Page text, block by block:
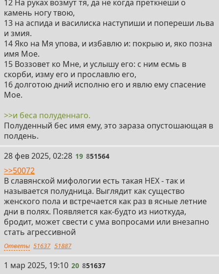
12 На руках возмут тя, да не когда преткнеши о
камень ногу твою,
13 на аспида и василиска наступиши и попереши льва
и змия.
14 Яко на Мя упова, и избавлю и: покрыю и, яко позна
имя Мое.
15 Воззовет ко Мне, и услышу eго: с ним есмь в
скорби, изму eго и прославлю eго,
16 долготою дний исполню eго и явлю eму спасение
Мое.
>>и беса полуденнаго.
Полуденный бес имя ему, это зараза опустошающая в
полдень.
19
28 фев 2025, 02:28 19 851564
>>50072
В славянской мифологии есть такая НЕХ - так и
называется полудница. Выглядит как существо
женского пола и встречается как раз в ясные летние
дни в полях. Появляется как-будто из ниоткуда,
бродит, может свести с ума вопросами или внезапно
стать агрессивной
Ответы 51637 51887
20
1 мар 2025, 19:10 20 851637